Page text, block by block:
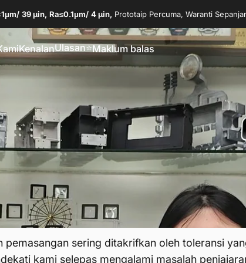
39 µin, Ra≤0.1μm/ 4 µin, Prototaip Percuma, Waranti
KenalanUlasan⭐Maklum balas
sering ditakrifkan oleh toleransi
kami selepas mengalami masalah